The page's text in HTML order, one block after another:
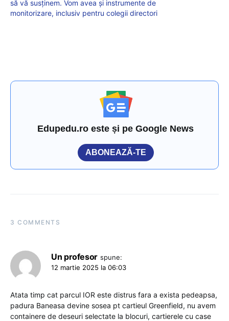
să vă susținem. Vom avea și instrumente de
monitorizare, inclusiv pentru colegii directori
Edupedu.ro este și pe Google News
ABONEAZĂ-TE
3 COMMENTS
Un profesor spune:
12 martie 2025 la 06:03
Atata timp cat parcul IOR este distrus fara a exista pedeapsa,
padura Baneasa devine sosea pt cartieul Greenfield, nu avem
containere de deseuri selectate la blocuri, cartierele cu case